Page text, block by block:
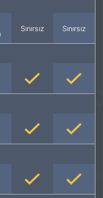
Sınırsız Sınırsız